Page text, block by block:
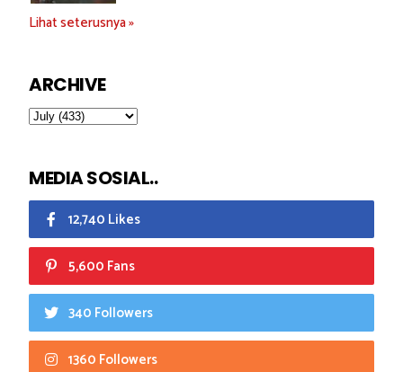
Lihat seterusnya »
ARCHIVE
MEDIA SOSIAL..
12,740 Likes
5,600 Fans
340 Followers
1360 Followers